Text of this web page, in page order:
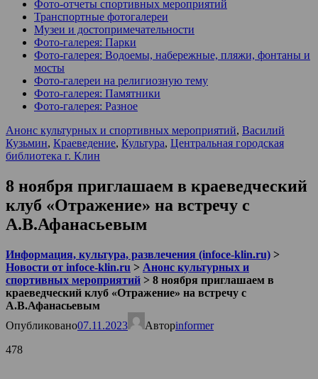
Фото-отчеты спортивных мероприятий
Транспортные фотогалереи
Музеи и достопримечательности
Фото-галерея: Парки
Фото-галерея: Водоемы, набережные, пляжи, фонтаны и
мосты
Фото-галереи на религиозную тему
Фото-галерея: Памятники
Фото-галерея: Разное
Анонс культурных и спортивных мероприятий, Василий
Кузьмин, Краеведение, Культура, Центральная городская
библиотека г. Клин
8 ноября приглашаем в краеведческий
клуб «Отражение» на встречу с
А.В.Афанасьевым
Информация, культура, развлечения (infoce-klin.ru) >
Новости от infoce-klin.ru > Анонс культурных и
спортивных мероприятий > 8 ноября приглашаем в
краеведческий клуб «Отражение» на встречу с
А.В.Афанасьевым
Опубликовано07.11.2023 Авторinformer
478